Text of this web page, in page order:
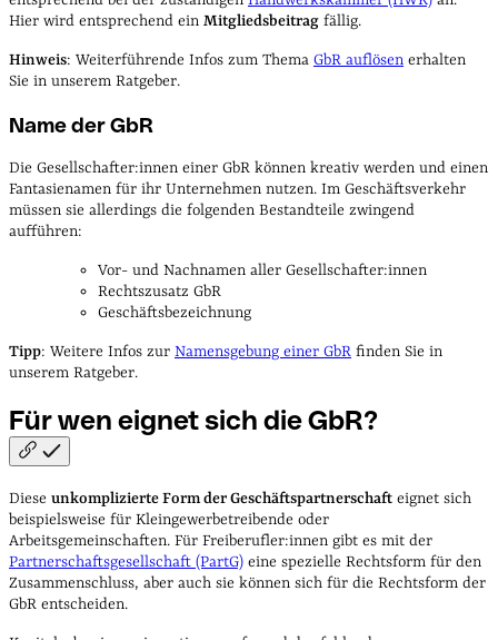
Hier wird entsprechend ein Mitgliedsbeitrag fällig.
Hinweis: Weiterführende Infos zum Thema GbR auflösen erhalten
Sie in unserem Ratgeber.
Name der GbR
Die Gesellschafter:innen einer GbR können kreativ werden und einen
Fantasienamen für ihr Unternehmen nutzen. Im Geschäftsverkehr
müssen sie allerdings die folgenden Bestandteile zwingend
aufführen:
Vor- und Nachnamen aller Gesellschafter:innen
Rechtszusatz GbR
Geschäftsbezeichnung
Tipp: Weitere Infos zur Namensgebung einer GbR finden Sie in
unserem Ratgeber.
Für wen eignet sich dieGbR?
Diese unkomplizierte Form der Geschäftspartnerschaft eignet sich
beispielsweise für Kleingewerbetreibende oder
Arbeitsgemeinschaften. Für Freiberufler:innen gibt es mit der
Partnerschaftsgesellschaft (PartG) eine spezielle Rechtsform für den
Zusammenschluss, aber auch sie können sich für die Rechtsform der
GbR entscheiden.